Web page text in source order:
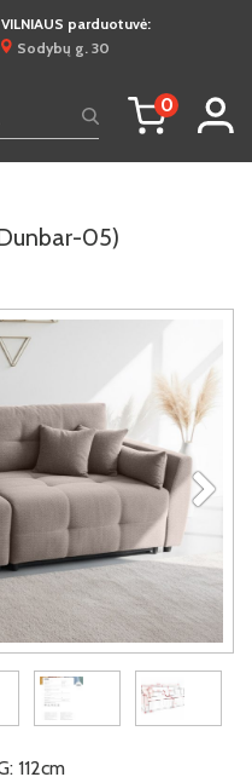
VILNIAUS parduotuvė:
Sodybų g. 30
0
05)
112cm